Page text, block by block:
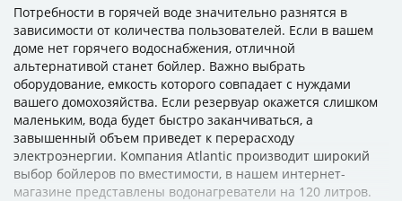
Потребности в горячей воде значительно разнятся в
зависимости от количества пользователей. Если в вашем
доме нет горячего водоснабжения, отличной
альтернативой станет бойлер. Важно выбрать
оборудование, емкость которого совпадает с нуждами
вашего домохозяйства. Если резервуар окажется слишком
маленьким, вода будет быстро заканчиваться, а
завышенный объем приведет к перерасходу
электроэнергии. Компания Atlantic производит широкий
выбор бойлеров по вместимости, в нашем интернет-
магазине представлены водонагреватели на 120 литров.